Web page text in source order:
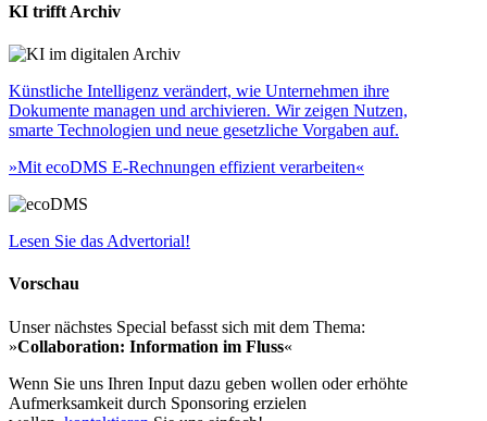
KI trifft Archiv
Künstliche Intelligenz verändert, wie Unternehmen ihre
Dokumente managen und archivieren. Wir zeigen Nutzen,
smarte Technologien und neue gesetzliche Vorgaben auf.
»Mit ecoDMS E-Rechnungen effizient verarbeiten«
Lesen Sie das Advertorial!
Vorschau
Unser nächstes Special befasst sich mit dem Thema:
»Collaboration: Information im Fluss«
Wenn Sie uns Ihren Input dazu geben wollen oder erhöhte
Aufmerksamkeit durch Sponsoring erzielen